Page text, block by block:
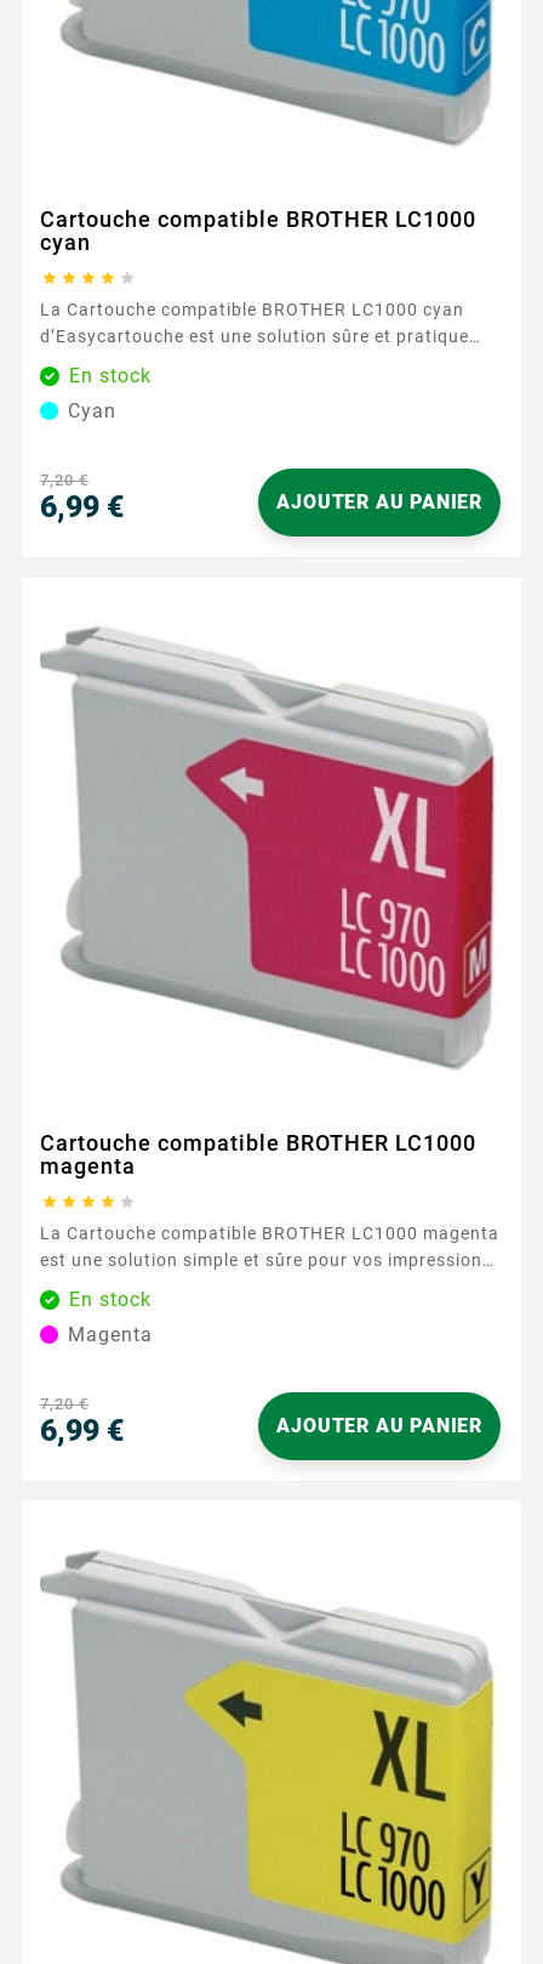
Cartouche compatible BROTHER LC1000
cyan
    
La Cartouche compatible BROTHER LC1000 cyan
d’Easycartouche est une solution sûre et pratique
pour remettre de la couleur dans vos impressions.
Conçue pour fonctionner avec la gamme BROTHER
LC1000 , elle s’insère facilement et est reconnue
des bleus propres et des dégradés homogènes, pour
des documents nets...
En stock
Cyan
7,20 €
6,99 € AJOUTER AU PANIER
Cartouche compatible BROTHER LC1000
magenta
    
La Cartouche compatible BROTHER LC1000 magenta
est une solution simple et sûre pour vos impressions
du quotidien. Conçue pour la série BROTHER LC1000
, elle délivre un magenta homogène pour des
documents clairs et agréables à lire, que ce soit pour
En stock
Magenta
7,20 €
6,99 € AJOUTER AU PANIER